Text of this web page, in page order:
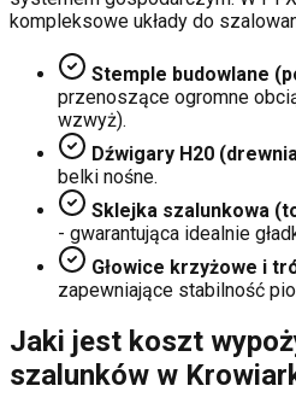
kompleksowe układy do
Stemple budowlane
przenoszące ogromne
wzwyż).
Dźwigary H20
belki nośne.
Sklejka szalunkowa
- gwarantująca idealnie
Głowice krzyżowe i
zapewniające stabilność
Jaki jest koszt
szalunków w